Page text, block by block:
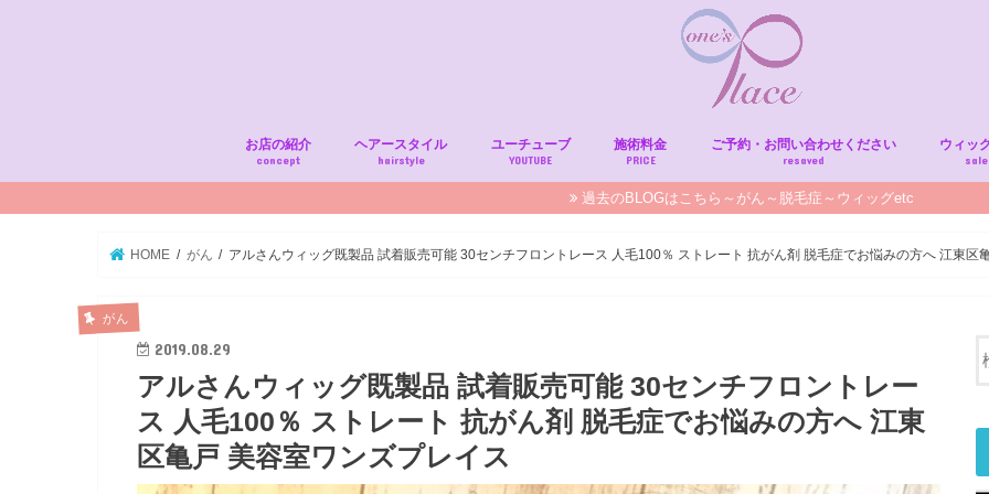
お店の紹介
concept
ヘアースタイル
hairstyle
ユーチューブ
YOUTUBE
施術料金
PRICE
ご予約・お問い合わせください
resaved
ウィッ
過去のBLOGはこちら～がん～脱毛症～ウィッグetc
HOME がん アルさんウィッグ既製品 試着販売可能 30センチフロントレース 人毛100％ ストレート 抗がん剤 脱毛症でお悩みの方へ 江東区
がん
2019.08.29
アルさんウィッグ既製品 試着販売可能 30センチフロントレー
ス 人毛100％ ストレート 抗がん剤 脱毛症でお悩みの方へ 江東
区亀戸 美容室ワンズプレイス